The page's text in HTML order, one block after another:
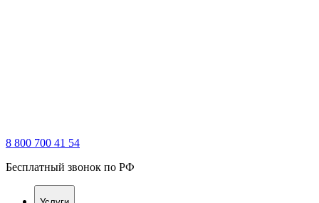
8 800 700 41 54
Бесплатный звонок по РФ